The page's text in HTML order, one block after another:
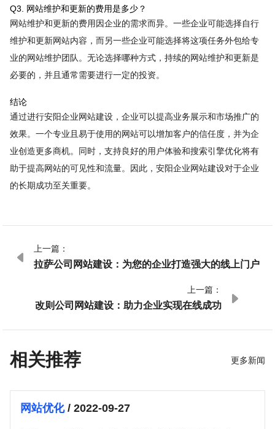
Q3. 网站维护和更新的费用是多少？
网站维护和更新的费用因企业的需求而异。一些企业可能选择自行
维护和更新网站内容，而另一些企业可能选择将这项任务外包给专
业的网站维护团队。无论选择哪种方式，持续的网站维护和更新是
必要的，并且通常需要进行一定的投资。
结论
通过进行安阳企业网站建设，企业可以提高业务展示和市场推广的
效果。一个专业且易于使用的网站可以增加客户的信任度，并为企
业创造更多商机。同时，支持良好的用户体验和搜索引擎优化将有
助于提高网站的可见性和流量。因此，安阳企业网站建设对于企业
的长期成功至关重要。

上一篇：
拉萨公司网站建设：为您的企业打造强大的线上门户
上一篇：
改则公司网站建设：助力企业实现在线成功

相关推荐 更多新闻
网站优化/ 2022-09-27